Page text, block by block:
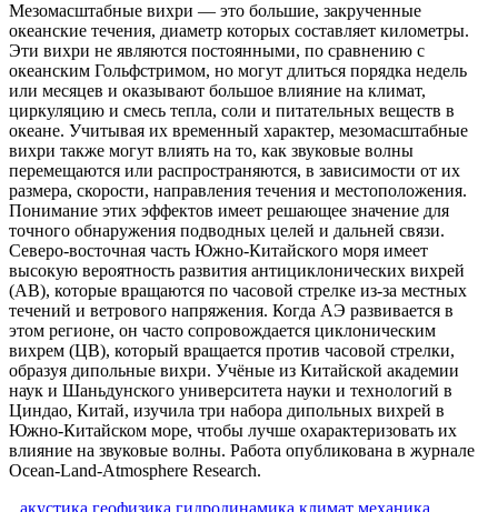
Мезомасштабные вихри — это большие, закрученные
океанские течения, диаметр которых составляет километры.
Эти вихри не являются постоянными, по сравнению с
океанским Гольфстримом, но могут длиться порядка недель
или месяцев и оказывают большое влияние на климат,
циркуляцию и смесь тепла, соли и питательных веществ в
океане. Учитывая их временный характер, мезомасштабные
вихри также могут влиять на то, как звуковые волны
перемещаются или распространяются, в зависимости от их
размера, скорости, направления течения и местоположения.
Понимание этих эффектов имеет решающее значение для
точного обнаружения подводных целей и дальней связи.
Северо-восточная часть Южно-Китайского моря имеет
высокую вероятность развития антициклонических вихрей
(АВ), которые вращаются по часовой стрелке из-за местных
течений и ветрового напряжения. Когда АЭ развивается в
этом регионе, он часто сопровождается циклоническим
вихрем (ЦВ), который вращается против часовой стрелки,
образуя дипольные вихри. Учёные из Китайской академии
наук и Шаньдунского университета науки и технологий в
Циндао, Китай, изучила три набора дипольных вихрей в
Южно-Китайском море, чтобы лучше охарактеризовать их
влияние на звуковые волны. Работа опубликована в журнале
Ocean-Land-Atmosphere Research.
акустика геофизика гидродинамика климат механика